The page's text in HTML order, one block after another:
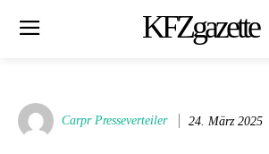
KFZgazette
Carpr Presseverteiler 24. März 2025